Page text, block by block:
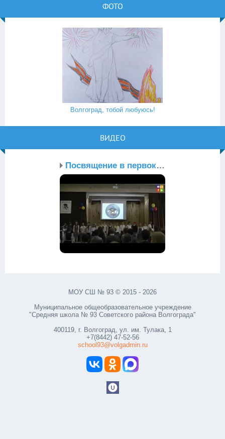
ФОТО
Волгоград, тобой любуюсь!
ВИДЕО
Посвящение в первокласс...
МОУ СШ № 93 © 2015 - 2026
Муниципальное общеобразовательное учреждение
"Средняя школа № 93 Советского района Волгограда"
400119, г. Волгоград, ул. им. Тулака, 1
+7(8442) 47-52-56
school93@volgadmin.ru